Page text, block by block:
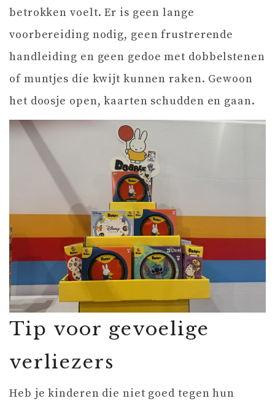
betrokken voelt. Er is geen lange
voorbereiding nodig, geen frustrerende
handleiding en geen gedoe met dobbelstenen
of muntjes die kwijt kunnen raken. Gewoon
het doosje open, kaarten schudden en gaan.
Tip voor gevoelige
verliezers
Heb je kinderen die niet goed tegen hun